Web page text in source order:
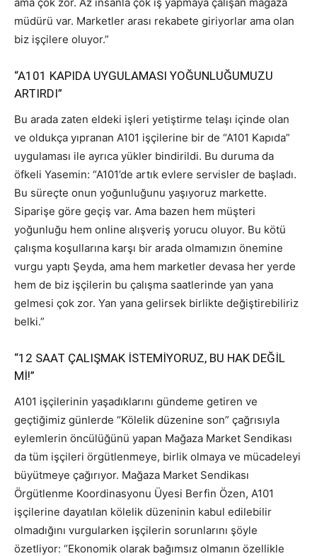
müdürü var. Marketler arası rekabete giriyorlar ama olan
biz işçilere oluyor.”
“A101 KAPIDA UYGULAMASI YOĞUNLUĞUMUZU
ARTIRDI”
Bu arada zaten eldeki işleri yetiştirme telaşı içinde olan
ve oldukça yıpranan A101 işçilerine bir de “A101 Kapıda”
uygulaması ile ayrıca yükler bindirildi. Bu duruma da
öfkeli Yasemin: “A101’de artık evlere servisler de başladı.
Bu süreçte onun yoğunluğunu yaşıyoruz markette.
Siparişe göre geçiş var. Ama bazen hem müşteri
yoğunluğu hem online alışveriş yorucu oluyor. Bu kötü
çalışma koşullarına karşı bir arada olmamızın önemine
vurgu yaptı Şeyda, ama hem marketler devasa her yerde
hem de biz işçilerin bu çalışma saatlerinde yan yana
gelmesi çok zor. Yan yana gelirsek birlikte değiştirebiliriz
belki.”
“12 SAAT ÇALIŞMAK İSTEMİYORUZ, BU HAK DEĞİL
Mİ!”
A101 işçilerinin yaşadıklarını gündeme getiren ve
geçtiğimiz günlerde “Kölelik düzenine son” çağrısıyla
eylemlerin öncülüğünü yapan Mağaza Market Sendikası
da tüm işçileri örgütlenmeye, birlik olmaya ve mücadeleyi
büyütmeye çağırıyor. Mağaza Market Sendikası
Örgütlenme Koordinasyonu Üyesi Berfin Özen, A101
işçilerine dayatılan kölelik düzeninin kabul edilebilir
olmadığını vurgularken işçilerin sorunlarını şöyle
özetliyor: “Ekonomik olarak bağımsız olmanın özellikle